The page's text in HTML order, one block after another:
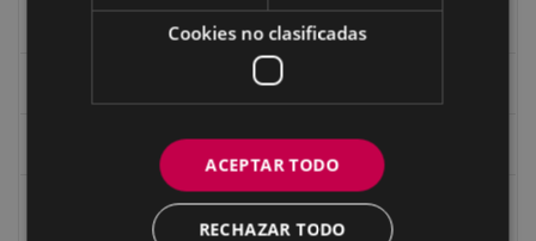
Ignacio Zuloaga (1870-2020)
Ignacio Zuloaga, cuadros del autor en las tiendas de
Cookies no clasificadas
ACEPTAR TODO
RECHAZAR TODO